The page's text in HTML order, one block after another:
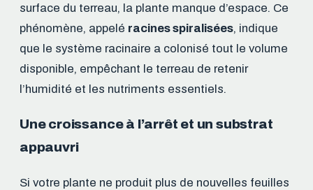
surface du terreau, la plante manque d’espace. Ce
phénomène, appelé racines spiralisées, indique
que le système racinaire a colonisé tout le volume
disponible, empêchant le terreau de retenir
l’humidité et les nutriments essentiels.
Une croissance à l’arrêt et un substrat
appauvri
Si votre plante ne produit plus de nouvelles feuilles